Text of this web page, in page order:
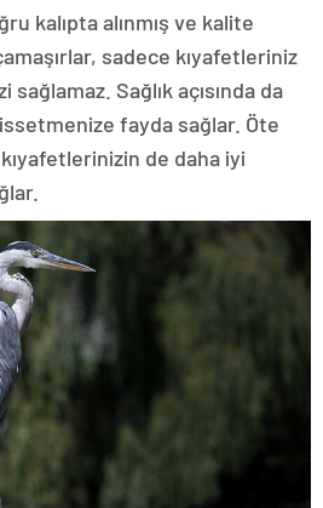
kalıpta alınmış ve kalite
sadece kıyafetleriniz
Sağlık açısında da
fayda sağlar. Öte
de daha iyi